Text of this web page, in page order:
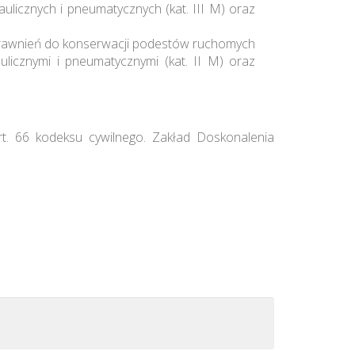
i pneumatycznych (kat. III M) oraz
do konserwacji podestów ruchomych
i pneumatycznymi (kat. II M) oraz
kodeksu cywilnego. Zakład Doskonalenia